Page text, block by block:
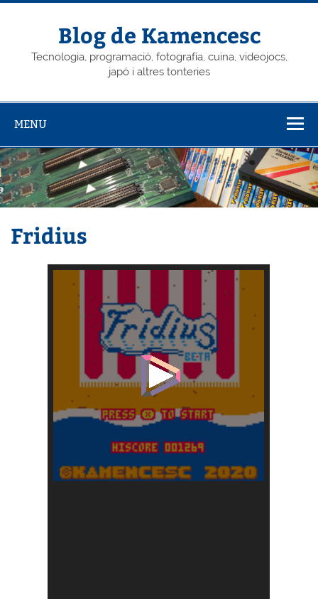
Skip
Blog de Kamencesc
Tecnologia, programació, fotografía, cuina, videojocs,
japó i altres tonteries
MENU
Fridius